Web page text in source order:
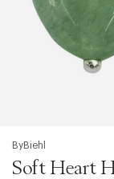
ByBiehl
Soft Heart